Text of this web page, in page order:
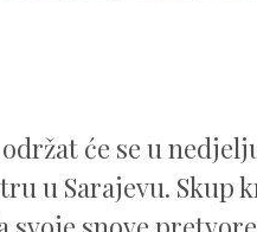
će se u
u Sarajevu. Skup